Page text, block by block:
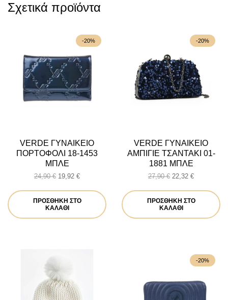
Σχετικά προϊόντα
-20%
VERDE ΓΥΝΑΙΚΕΙΟ
ΠΟΡΤΟΦΟΛΙ 18-1453
ΜΠΛΕ
24,90€ Original
24,90 €.
19,92 €Η
19,92 €.
ΠΡΟΣΘΉΚΗ ΣΤΟ
ΚΑΛΆΘΙ
-20%
VERDE ΓΥΝΑΙΚΕΙΟ
ΑΜΠΙΓΙΕ ΤΣΑΝΤΑΚΙ 01-
1881 ΜΠΛΕ
27,90€ Original
27,90 €.
22,32 €Η
22,32 €.
ΠΡΟΣΘΉΚΗ ΣΤΟ
ΚΑΛΆΘΙ
-20%